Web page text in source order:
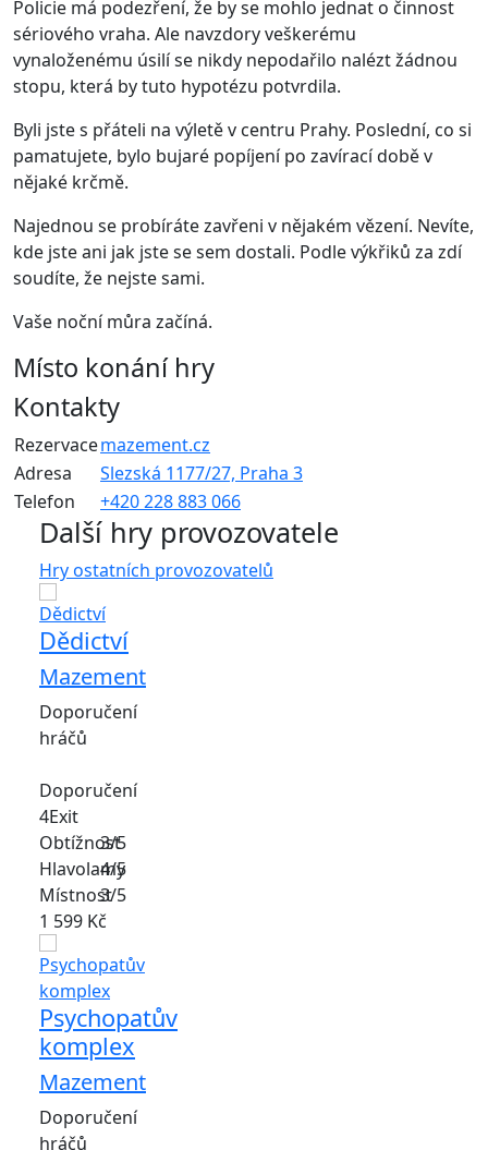
Policie má podezření, že by se mohlo jednat o činnost
sériového vraha. Ale navzdory veškerému
vynaloženému úsilí se nikdy nepodařilo nalézt žádnou
stopu, která by tuto hypotézu potvrdila.
Byli jste s přáteli na výletě v centru Prahy. Poslední, co si
pamatujete, bylo bujaré popíjení po zavírací době v
nějaké krčmě.
Najednou se probíráte zavřeni v nějakém vězení. Nevíte,
kde jste ani jak jste se sem dostali. Podle výkřiků za zdí
soudíte, že nejste sami.
Vaše noční můra začíná.
Místo konání hry
Kontakty
Rezervacemazement.cz
Adresa
Slezská 1177/27, Praha 3
Telefon
+420 228 883 066
Další hry provozovatele
Hry ostatních provozovatelů
Dědictví
Mazement
Doporučení
hráčů
Doporučení
4Exit
Obtížnost
3/5
Hlavolamy
4/5
Místnost3/5
1 599 Kč
Psychopatův
komplex
Mazement
Doporučení
hráčů